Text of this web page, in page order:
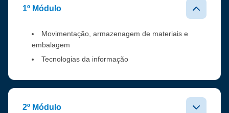
1º Módulo
Movimentação, armazenagem de materiais e
embalagem
Tecnologias da informação
2º Módulo